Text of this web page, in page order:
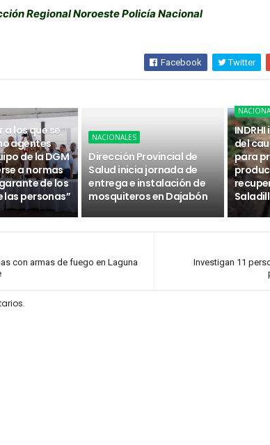
Regional Noroeste Policía Nacional
Facebook Twitter
a los que se
agentes
de la DGM
a normas
de los
las personas”
NACIONALES
Dirección Provincial de
Salud inicia jornada de
entrega e instalación de
mosquiteros en Dajabón
del
para
Investigan 11
con armas de fuego en Laguna